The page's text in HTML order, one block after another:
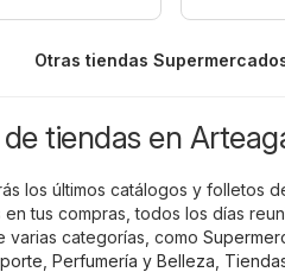
Otras tiendas
tiendas en
los últimos catálogos y folletos
tus compras, todos los días
varias categorías, como
Perfumería y Belleza